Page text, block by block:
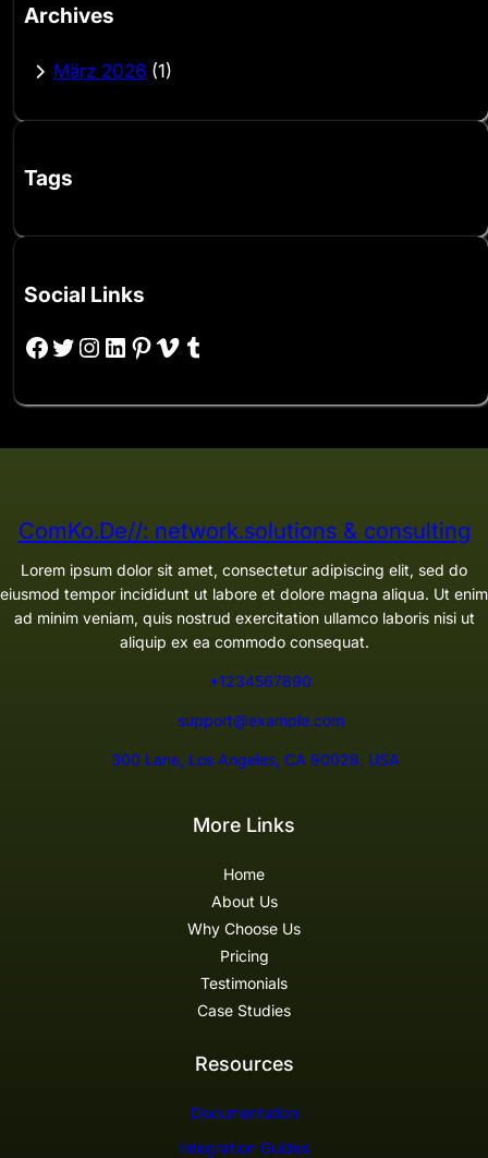
Archives
März 2026 (1)
Tags
Social Links
Facebook Twitter Instagram LinkedIn Pinterest Vimeo Tumblr
ComKo.De//: network.solutions & consulting
Lorem ipsum dolor sit amet, consectetur adipiscing elit, sed do
eiusmod tempor incididunt ut labore et dolore magna aliqua. Ut enim
ad minim veniam, quis nostrud exercitation ullamco laboris nisi ut
aliquip ex ea commodo consequat.
+1234567890
support@example.com
300 Lane, Los Angeles, CA 90028, USA
More Links
Home
About Us
Why Choose Us
Pricing
Testimonials
Case Studies
Resources
Documentation
Integration Guides